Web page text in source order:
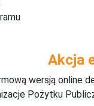
Akcja
wersją online
Pożytku